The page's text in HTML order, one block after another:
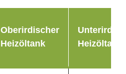
Oberirdischer
Heizöltank
Heizöltank